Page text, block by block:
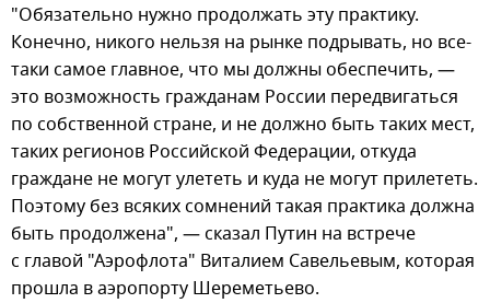
"Обязательно нужно продолжать эту практику.
Конечно, никого нельзя на рынке подрывать, но все-
таки самое главное, что мы должны обеспечить, —
это возможность гражданам России передвигаться
по собственной стране, и не должно быть таких мест,
таких регионов Российской Федерации, откуда
граждане не могут улететь и куда не могут прилететь.
Поэтому без всяких сомнений такая практика должна
быть продолжена", — сказал Путин на встрече
с главой "Аэрофлота" Виталием Савельевым, которая
прошла в аэропорту Шереметьево.